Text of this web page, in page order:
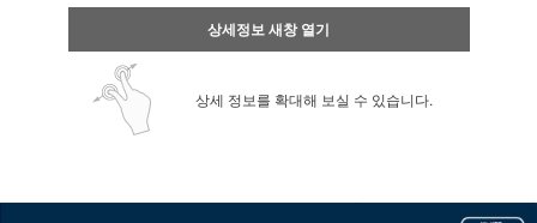
상세정보 새창 열기
상세 정보를 확대해 보실 수 있습니다.